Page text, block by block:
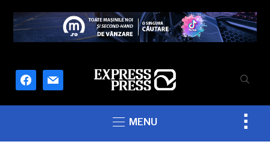
facebook
mail
MENU